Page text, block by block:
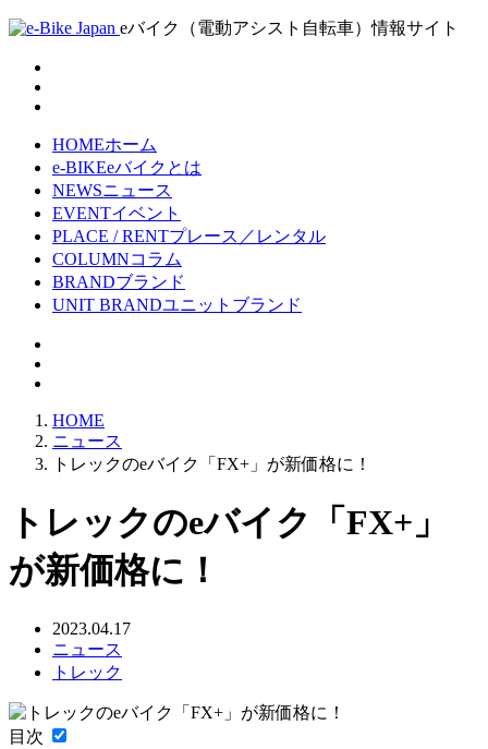
eバイク（電動アシスト自転車）情報サイト
HOMEホーム
e-BIKEeバイクとは
NEWSニュース
EVENTイベント
PLACE / RENTプレース／レンタル
COLUMNコラム
BRANDブランド
UNIT BRANDユニットブランド
HOME
ニュース
トレックのeバイク「FX+」が新価格に！
トレックのeバイク「FX+」
が新価格に！
2023.04.17
ニュース
トレック
目次